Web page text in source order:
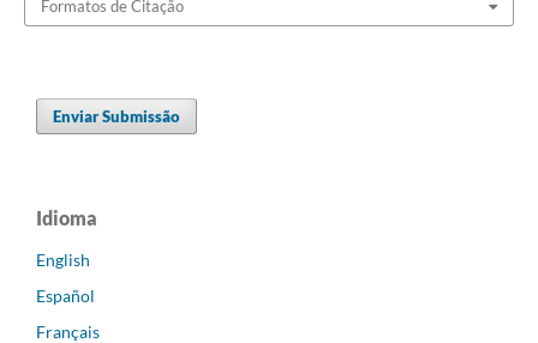
Formatos de Citação
Enviar Submissão
Idioma
English
Español
Français